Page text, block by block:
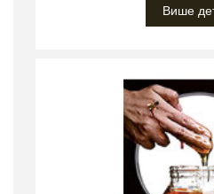
Више